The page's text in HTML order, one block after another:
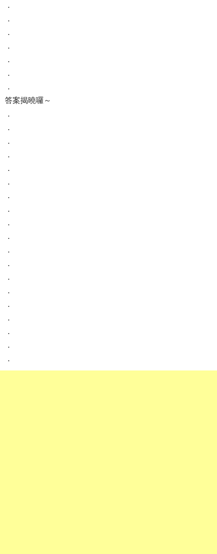
．
​​​​​​​．
．
．
．
．
．
答案揭曉囉～
．
．
．
．
．
．
．
．
．
．
．
．
．
．
．
．
．
．
．